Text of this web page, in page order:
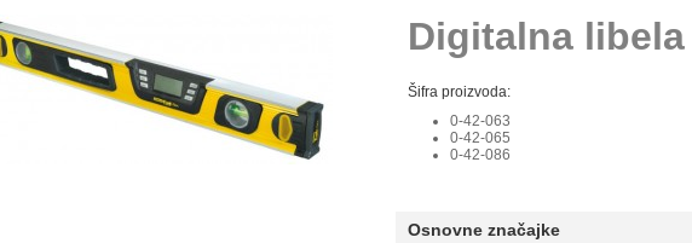
Digitalna libela
Šifra proizvoda:
0-42-063
0-42-065
0-42-086
Osnovne značajke